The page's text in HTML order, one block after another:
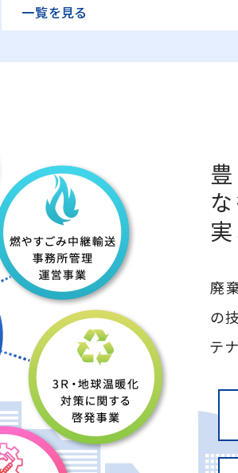
一覧を見る
廃
の
テ